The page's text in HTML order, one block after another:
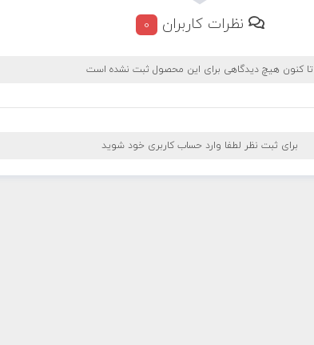
نظرات کاربران 0
تا کنون هیچ دیدگاهی برای این محصول ثبت نشده است
برای ثبت نظر لطفا وارد حساب کاربری خود شوید